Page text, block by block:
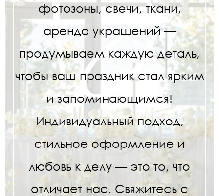
фотозоны, свечи, ткани,
аренда украшений —
продумываем каждую деталь,
чтобы ваш праздник стал ярким
и запоминающимся!
Индивидуальный подход,
стильное оформление и
любовь к делу — это то, что
отличает нас. Свяжитесь с